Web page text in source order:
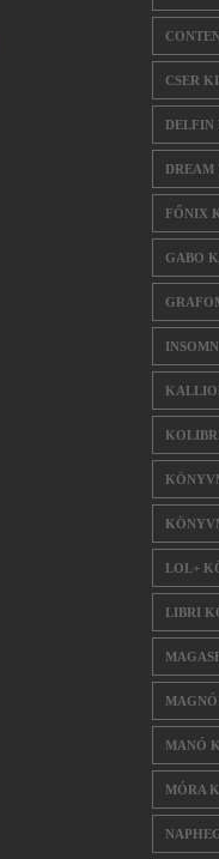
CSER
DELFIN
DREAM
FŐNIX
GABO
LOL+
LIBRI
MANÓ
MÓRA